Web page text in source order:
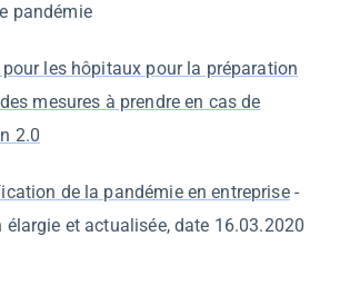
pandémie
les hôpitaux pour la préparation
mesures à prendre en cas de
2.0
de la pandémie en entreprise-
et actualisée, date 16.03.2020